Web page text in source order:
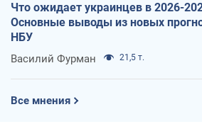
Что ожидает украинцев в 2026-
Основные выводы из новых
НБУ
Василий Фурман 21,5 т.
Все мнения